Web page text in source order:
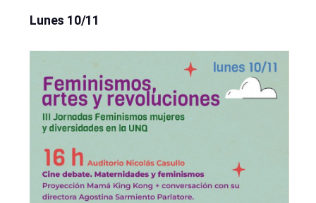
Lunes 10/11